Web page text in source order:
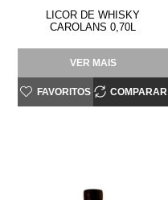
LICOR DE WHISKY
CAROLANS 0,70L
VER MAIS
FAVORITOS COMPARAR